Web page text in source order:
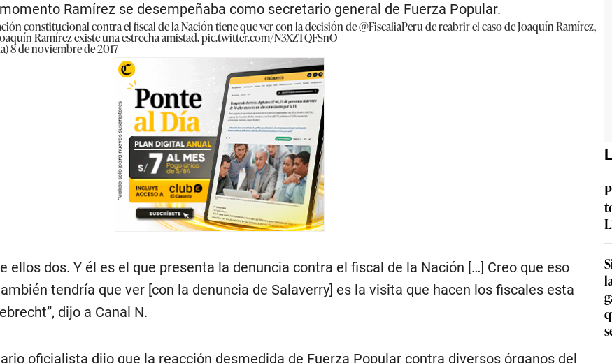
Ramírez se desempeñaba como secretario general de Fuerza Popular.
constitucional contra el fiscal de la Nación tiene que ver con la decisión de@FiscaliaPerude reabrir el caso de Joaquín Ramírez,
Ramírez existe una estrecha amistad.pic.twitter.com/N3XZTQFSnO
8 de noviembre de 2017
ellos dos. Y él es el que presenta la denuncia contra el fiscal de la Nación […] Creo que eso
tendría que ver [con la denuncia de Salaverry] es la visita que hacen los fiscales esta
dijo a Canal N.
oficialista dijo que la reacción desmedida de Fuerza Popular contra diversos órganos del